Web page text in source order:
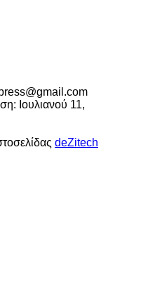
Ιουλιανού 11,
deZitech